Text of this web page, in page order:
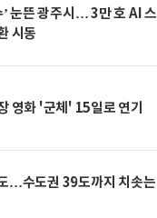
’ 눈뜬 광주시… 3만 호 AI 스
시동
영화 '군체' 15일로 연기
…수도권 39도까지 치솟는